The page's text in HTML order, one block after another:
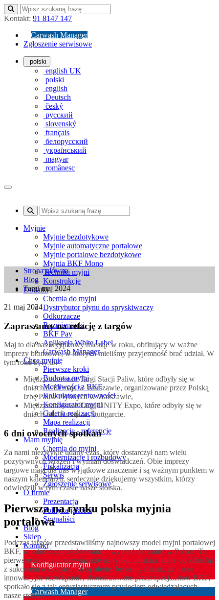
Kontakt: 91 8147 147
Carwash Manager
Zgłoszenie serwisowe
polski
english UK
polski
english
Deutsch
český
русский
slovenský
français
белорусский
український
magyar
românesc
Myjnie
Myjnie bezdotykowe
Myjnie automatyczne portalowe
Myjnie portalowe bezdotykowe
Myjnia BKF Mono
Techniki myjni
Konstrukcje
Dodatki
Chemia do myjni
Dystrybutor płynu do spryskiwaczy
Odkurzacze
Rozmieniarki
BKF Pay
Aplikacja White Label
Carwash Manager
Chcę myjnię
Pierwsze kroki
Budowa myjni
Możliwości z BKF
Kalkulator rentowności
Konfigurator myjni
Galeria realizacji
Mapa realizacji
Realizacje - referencje
Mam myjnię
Chemia do myjni
Modernizacje i rozbudowy
Fiskalizacja
Serwis
Zgłoszenie serwisowe
O firmie
Prezentacja
Polityka jakości
Sygnaliści
Blog
Sklep
Kontakt
Konfigurator myjni
Carwash Manager
Strona główna
Blog
Targi maj 2024
21 maj 2024
Zapraszamy na relację z targów
Maj to dla nas wyjątkowy miesiąc w roku, obfitujący w ważne
imprezy branżowe, w których mieliśmy przyjemność brać udział. W
tym roku były to:
Międzynarodowe Targi Stacji Paliw, które odbyły się w
dniach 8-10 maja w Warszawie, organizowane przez Polską
Izbę Paliw Płynnych w Warszawie,
Międzynarodowe Targi UNITY Expo, które odbyły się w
dniach 14-16 maja w Stuttgarcie.
6 dni owocnych spotkań
Za nami niezwykle udany czas, który dostarczył nam wielu
pozytywnych wrażeń i wymian doświadczeń. Obie imprezy
targowe mają dla nas wyjątkowe znaczenie i są ważnym punktem w
naszym kalendarzu, serdecznie dziękujemy wszystkim, którzy
odwiedzili w tym czasie nasze stoiska.
Pierwsza na rynku polska myjnia
portalowa
Podczas targów przedstawiliśmy najnowszy model myjni portalowej
BKF, w całości zaprojektowanej i wyprodukowanej w Polsce. To
pierwsze tego typu rozwiązanie na rynku polskim, które od kilku lat
z sukcesem wzbogaca naszą ofertę. Jesteśmy dumni, że nasze
innowacyjne rozwiązanie, skonstruowane przez specjalistów BKF,
spotkało się z tak entuzjastycznym przyjęciem odwiedzających
nasze stoiska.